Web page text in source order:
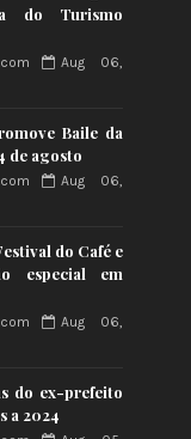
do Turismo
Aug 06,
Baile da
de agosto
Aug 06,
do Café e
especial em
Aug 06,
do ex-prefeito
a 2024